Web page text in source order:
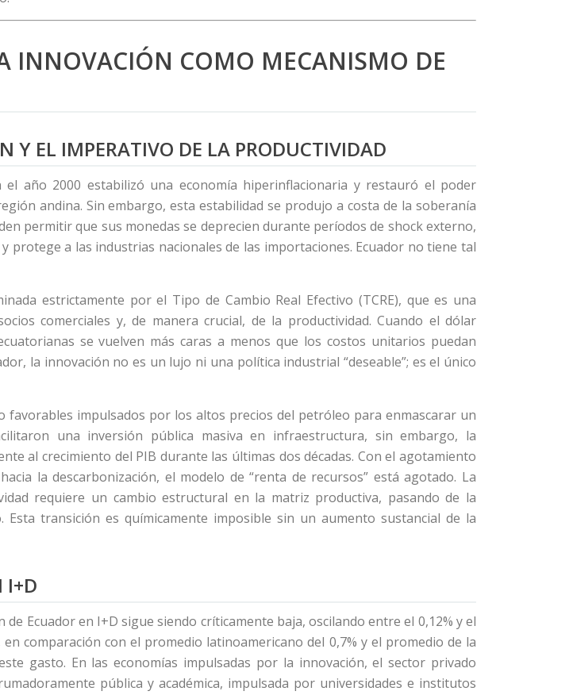
INNOVACIÓN COMO MECANISMO DE
Y EL IMPERATIVO DE LA PRODUCTIVIDAD
año 2000 estabilizó una economía hiperinflacionaria y restauró el poder
andina. Sin embargo, esta estabilidad se produjo a costa de la soberanía
permitir que sus monedas se deprecien durante períodos de shock externo,
protege a las industrias nacionales de las importaciones. Ecuador no tiene tal
estrictamente por el Tipo de Cambio Real Efectivo (TCRE), que es una
comerciales y, de manera crucial, de la productividad. Cuando el dólar
se vuelven más caras a menos que los costos unitarios puedan
la innovación no es un lujo ni una política industrial “deseable”; es el único
impulsados por los altos precios del petróleo para enmascarar un
una inversión pública masiva en infraestructura, sin embargo, la
al crecimiento del PIB durante las últimas dos décadas. Con el agotamiento
la descarbonización, el modelo de “renta de recursos” está agotado. La
requiere un cambio estructural en la matriz productiva, pasando de la
transición es químicamente imposible sin un aumento sustancial de la
I+D
Ecuador en I+D sigue siendo críticamente baja, oscilando entre el 0,12% y el
comparación con el promedio latinoamericano del 0,7% y el promedio de la
gasto. En las economías impulsadas por la innovación, el sector privado
pública y académica, impulsada por universidades e institutos